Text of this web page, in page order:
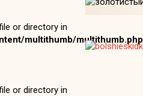
or directory in
multithumb/multithumb.php
or directory in